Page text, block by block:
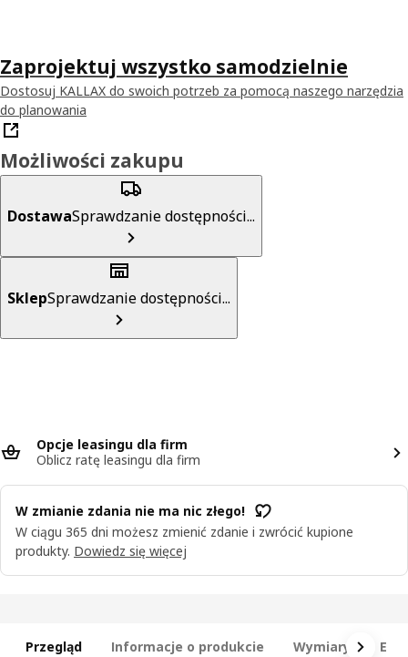
Zaprojektuj wszystko samodzielnie
Dostosuj KALLAX do swoich potrzeb za pomocą naszego narzędzia
do planowania
Możliwości zakupu
DostawaSprawdzanie dostępności...
SklepSprawdzanie dostępności...
Opcje leasingu dla firm
Oblicz ratę leasingu dla firm
W zmianie zdania nie ma nic złego!
W ciągu 365 dni możesz zmienić zdanie i zwrócić kupione
produkty. Dowiedz się więcej
Przegląd Informacje o produkcie Wymiary